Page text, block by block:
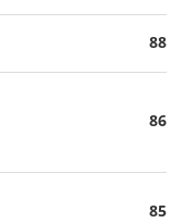
88
86
85